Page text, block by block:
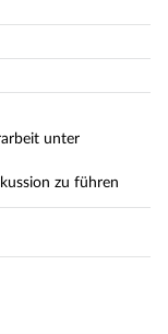
unter
zu führen